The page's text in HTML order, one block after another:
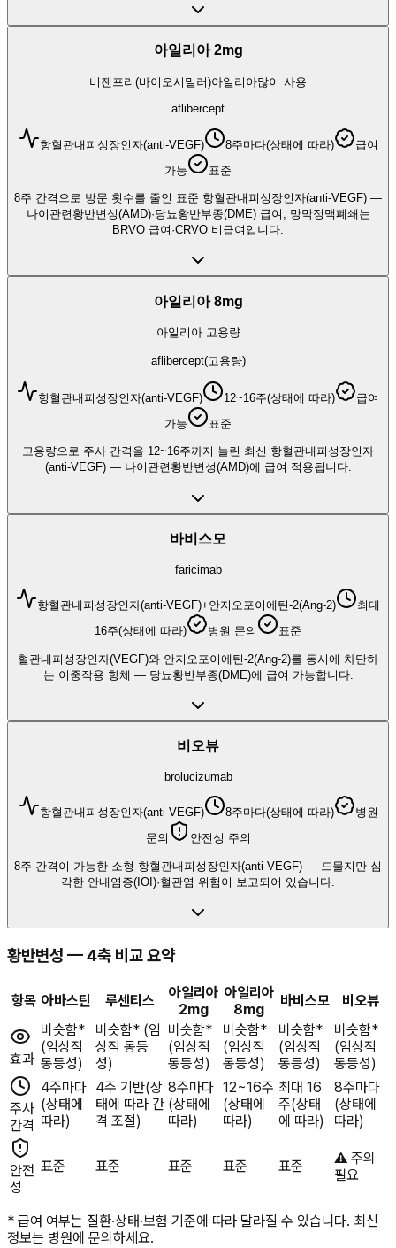
아일리아 2mg
비젠프리(바이오시밀러)아일리아많이 사용
aflibercept
항혈관내피성장인자(anti-VEGF) 8주마다(상태에 따라)
급여
가능
표준
8주 간격으로 방문 횟수를 줄인 표준 항혈관내피성장인자(anti-VEGF) —
나이관련황반변성(AMD)·당뇨황반부종(DME) 급여, 망막정맥폐쇄는
BRVO 급여·CRVO 비급여입니다.
아일리아 8mg
아일리아 고용량
aflibercept(고용량)
항혈관내피성장인자(anti-VEGF) 12~16주(상태에 따라)
급여
가능
표준
고용량으로 주사 간격을 12~16주까지 늘린 최신 항혈관내피성장인자
(anti-VEGF) — 나이관련황반변성(AMD)에 급여 적용됩니다.
바비스모
faricimab
항혈관내피성장인자(anti-VEGF)+안지오포이에틴-2(Ang-2)
최대
16주(상태에 따라)
병원 문의 표준
혈관내피성장인자(VEGF)와 안지오포이에틴-2(Ang-2)를 동시에 차단하
는 이중작용 항체 — 당뇨황반부종(DME)에 급여 가능합니다.
비오뷰
brolucizumab
항혈관내피성장인자(anti-VEGF) 8주마다(상태에 따라)
병원
문의
안전성 주의
8주 간격이 가능한 소형 항혈관내피성장인자(anti-VEGF) — 드물지만 심
각한 안내염증(IOI)·혈관염 위험이 보고되어 있습니다.
황반변성 — 4축 비교 요약
항목 아바스틴 루센티스
아일리아
2mg
아일리아
8mg
바비스모 비오뷰
효과
비슷함*
(임상적
동등성)
비슷함* (임
상적 동등
성)
비슷함*
(임상적
동등성)
비슷함*
(임상적
동등성)
비슷함*
(임상적
동등성)
비슷함*
(임상적
동등성)
주사
간격
4주마다
(상태에
따라)
4주 기반(상
태에 따라 간
격 조절)
8주마다
(상태에
따라)
12~16주
(상태에
따라)
최대 16
주(상태
에 따라)
8주마다
(상태에
따라)
안전
성
표준 표준 표준 표준 표준
⚠️ 주의
필요
* 급여 여부는 질환·상태·보험 기준에 따라 달라질 수 있습니다. 최신
정보는 병원에 문의하세요.